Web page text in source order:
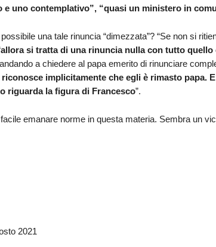
e uno contemplativo”, “quasi un ministero in
una tale rinuncia “dimezzata”? “Se non si
allora si tratta di una rinuncia nulla con tutto quello
a chiedere al papa emerito di rinunciare
implicitamente che egli è rimasto papa.
riguarda la figura di Francesco”.
emanare norme in questa materia. Sembra un
2021